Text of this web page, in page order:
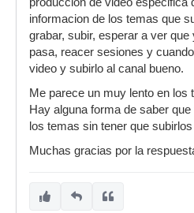
informacion de los temas que
grabar, subir, esperar a ver
pasa, reacer sesiones y
video y subirlo al canal bueno.
Me parece un muy lento en los
Hay alguna forma de saber
los temas sin tener que
Muchas gracias por la